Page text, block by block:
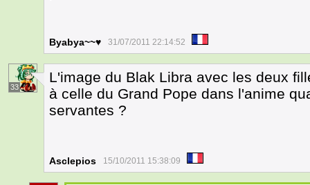
Byabya~~♥ 31/07/2011 22:14:52
33
L'image du Blak Libra avec les deux
à celle du Grand Pope dans l'anime
servantes ?
Asclepios 15/10/2011 15:38:09